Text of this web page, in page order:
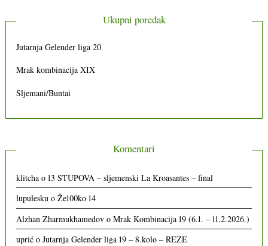
Ukupni poredak
Jutarnja Gelender liga 20
Mrak kombinacija XIX
Sljemani/Buntai
Komentari
klitcha o13 STUPOVA – sljemenski La Kroasantes – final
lupulesku oŽe100ko 14
Alzhan Zharmukhamedov oMrak Kombinacija 19 (6.1. – 11.2.2026.)
uprić oJutarnja Gelender liga 19 – 8.kolo – REZE